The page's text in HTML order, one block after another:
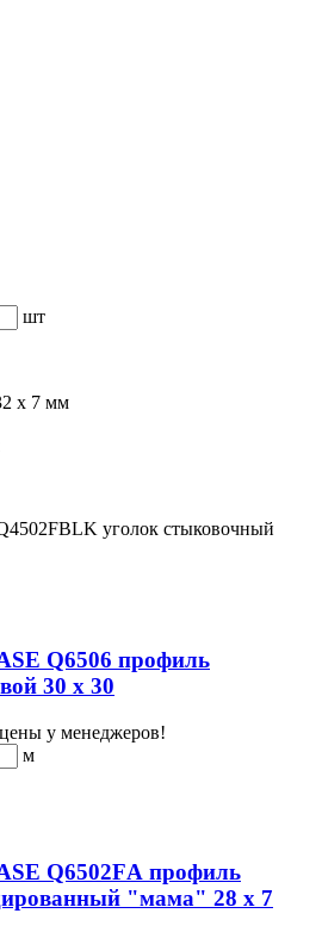
шт
х 7 мм
уголок стыковочный
Q6506 профиль
30 х 30
у менеджеров!
м
Q6502FА профиль
"мама" 28 х 7